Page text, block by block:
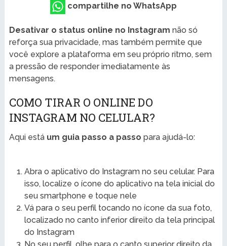
compartilhe no WhatsApp
Desativar o status online no Instagram não só
reforça sua privacidade, mas também permite que
você explore a plataforma em seu próprio ritmo, sem
a pressão de responder imediatamente às
mensagens.
COMO TIRAR O ONLINE DO
INSTAGRAM NO CELULAR?
Aqui está um guia passo a passo para ajudá-lo:
Abra o aplicativo do Instagram no seu celular. Para
isso, localize o ícone do aplicativo na tela inicial do
seu smartphone e toque nele
Vá para o seu perfil tocando no ícone da sua foto,
localizado no canto inferior direito da tela principal
do Instagram